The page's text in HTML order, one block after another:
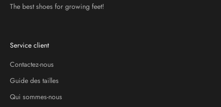
The best shoes for growing feet!
Service client
Contactez-nous
Guide des tailles
Qui sommes-nous